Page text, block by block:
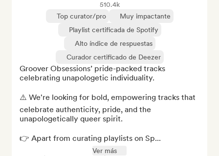
510.4k
Top curator/pro
Muy impactante
Playlist certificada de Spotify
Alto índice de respuestas
Curador certificado de Deezer
Groover Obsessions’ pride-packed tracks
celebrating unapologetic individuality.
⚠️ We're looking for bold, empowering tracks that
celebrate authenticity, pride, and the
unapologetically queer spirit.
👉 Apart from curating playlists on Sp...
Ver más